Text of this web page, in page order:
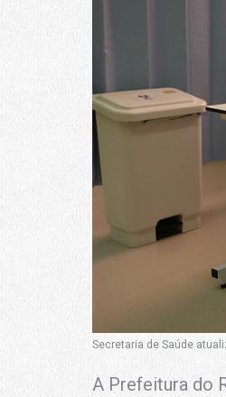
Secretaria de Saúde
A Prefeitura do